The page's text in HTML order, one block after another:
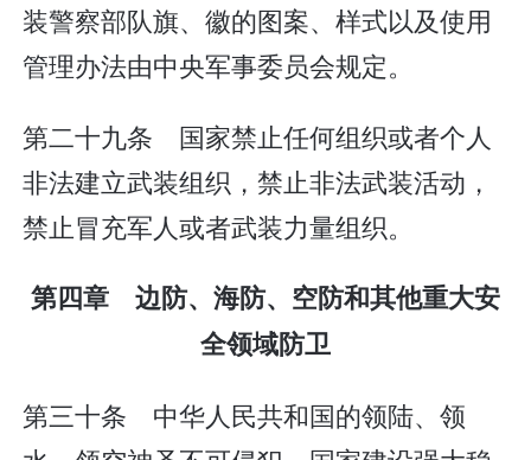
装警察部队旗、徽的图案、样式以及使用
管理办法由中央军事委员会规定。
第二十九条 国家禁止任何组织或者个人
非法建立武装组织，禁止非法武装活动，
禁止冒充军人或者武装力量组织。
第四章 边防、海防、空防和其他重大安
全领域防卫
第三十条 中华人民共和国的领陆、领